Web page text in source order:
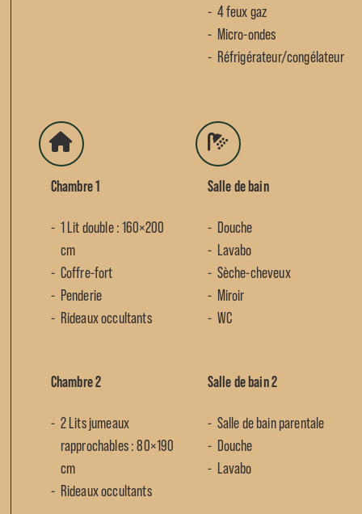
4 feux gaz
Micro-ondes
Réfrigérateur/congélateur
Chambre 1
1 Lit double : 160×200
cm
Coffre-fort
Penderie
Rideaux occultants
Chambre 2
2 Lits jumeaux
rapprochables : 80×190
cm
Rideaux occultants
Salle de bain
Douche
Lavabo
Sèche-cheveux
Miroir
WC
Salle de bain 2
Salle de bain parentale
Douche
Lavabo